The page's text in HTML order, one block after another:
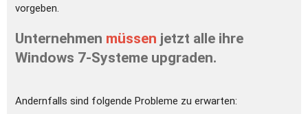
vorgeben.
Unternehmen müssen jetzt alle ihre
Windows 7-Systeme upgraden.
Andernfalls sind folgende Probleme zu erwarten: